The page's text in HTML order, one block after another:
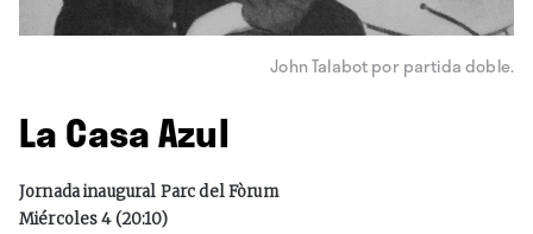
John Talabot por partida doble.
La Casa Azul
Jornada inaugural Parc del Fòrum
Miércoles 4 (20:10)